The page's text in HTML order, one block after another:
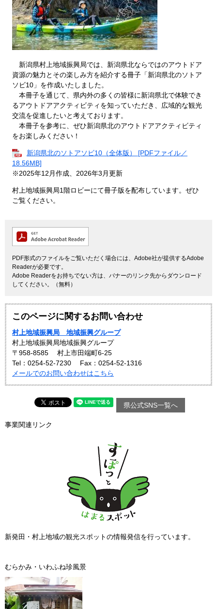
新潟県村上地域振興局では、新潟県北ならではのアウトドア
資源の魅力とその楽しみ方を紹介する冊子「新潟県北のソトア
ソビ10」を作成いたしました。
本冊子を通じて、県内外の多くの皆様に新潟県北で体験でき
るアウトドアアクティビティを知っていただき、広域的な観光
交流を促進したいと考えております。
本冊子を参考に、ぜひ新潟県北のアウトドアアクティビティ
をお楽しみください！
新潟県北のソトアソビ10（全体版） [PDFファイル／
18.56MB]
※2025年12月作成、2026年3月更新
村上地域振興局1階ロビーにて冊子版を配布しています。ぜひ
ご覧ください。
PDF形式のファイルをご覧いただく場合には、Adobe社が提供するAdobe
Readerが必要です。
Adobe Readerをお持ちでない方は、バナーのリンク先からダウンロード
してください。（無料）
このページに関するお問い合わせ
村上地域振興局 地域振興グループ
村上地域振興局地域振興グループ
〒958-8585
村上市田端町6-25
Tel：0254-52-7230
Fax：0254-52-1316
メールでのお問い合わせはこちら
県公式SNS一覧へ
事業関連リンク
新発田・村上地域の観光スポットの情報発信を行っています。
むらかみ・いわふね珍風景